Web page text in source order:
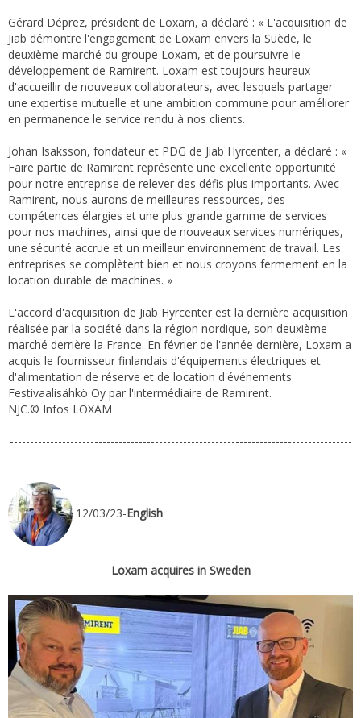
Gérard Déprez, président de Loxam, a déclaré : « L'acquisition de
Jiab démontre l'engagement de Loxam envers la Suède, le
deuxième marché du groupe Loxam, et de poursuivre le
développement de Ramirent. Loxam est toujours heureux
d'accueillir de nouveaux collaborateurs, avec lesquels partager
une expertise mutuelle et une ambition commune pour améliorer
en permanence le service rendu à nos clients.
Johan Isaksson, fondateur et PDG de Jiab Hyrcenter, a déclaré : «
Faire partie de Ramirent représente une excellente opportunité
pour notre entreprise de relever des défis plus importants. Avec
Ramirent, nous aurons de meilleures ressources, des
compétences élargies et une plus grande gamme de services
pour nos machines, ainsi que de nouveaux services numériques,
une sécurité accrue et un meilleur environnement de travail. Les
entreprises se complètent bien et nous croyons fermement en la
location durable de machines. »
L'accord d'acquisition de Jiab Hyrcenter est la dernière acquisition
réalisée par la société dans la région nordique, son deuxième
marché derrière la France. En février de l'année dernière, Loxam a
acquis le fournisseur finlandais d'équipements électriques et
d'alimentation de réserve et de location d'événements
Festivaalisähkö Oy par l'intermédiaire de Ramirent.
NJC.© Infos LOXAM
-------------------------------------------------------------------------------------
------------------------------
12/03/23-English
Loxam acquires in Sweden